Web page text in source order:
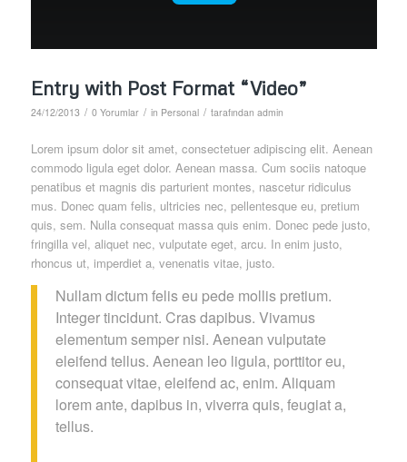
Entry with Post Format “Video”
24/12/2013 / 0 Yorumlar / in Personal / tarafından admin
Lorem ipsum dolor sit amet, consectetuer adipiscing elit. Aenean
commodo ligula eget dolor. Aenean massa. Cum sociis natoque
penatibus et magnis dis parturient montes, nascetur ridiculus
mus. Donec quam felis, ultricies nec, pellentesque eu, pretium
quis, sem. Nulla consequat massa quis enim. Donec pede justo,
fringilla vel, aliquet nec, vulputate eget, arcu. In enim justo,
rhoncus ut, imperdiet a, venenatis vitae, justo.
Nullam dictum felis eu pede mollis pretium.
Integer tincidunt. Cras dapibus. Vivamus
elementum semper nisi. Aenean vulputate
eleifend tellus. Aenean leo ligula, porttitor eu,
consequat vitae, eleifend ac, enim. Aliquam
lorem ante, dapibus in, viverra quis, feugiat a,
tellus.